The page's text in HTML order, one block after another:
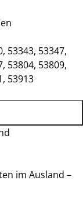
53343, 53347,
53804, 53809,
53913
im Ausland –